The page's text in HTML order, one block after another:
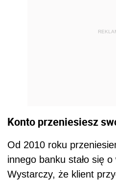
Konto przeniesiesz
Od 2010 roku
innego banku stało się
Wystarczy, że klient